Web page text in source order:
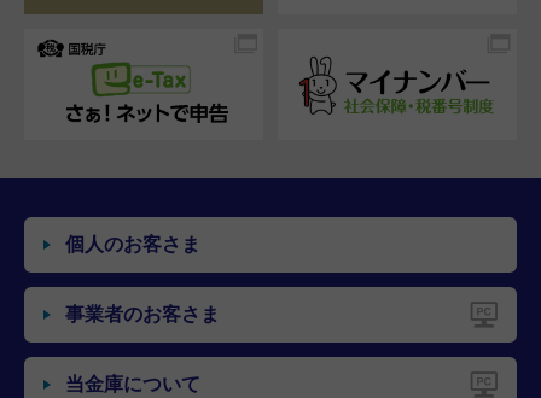
個人のお客さま
事業者のお客さま
当金庫について